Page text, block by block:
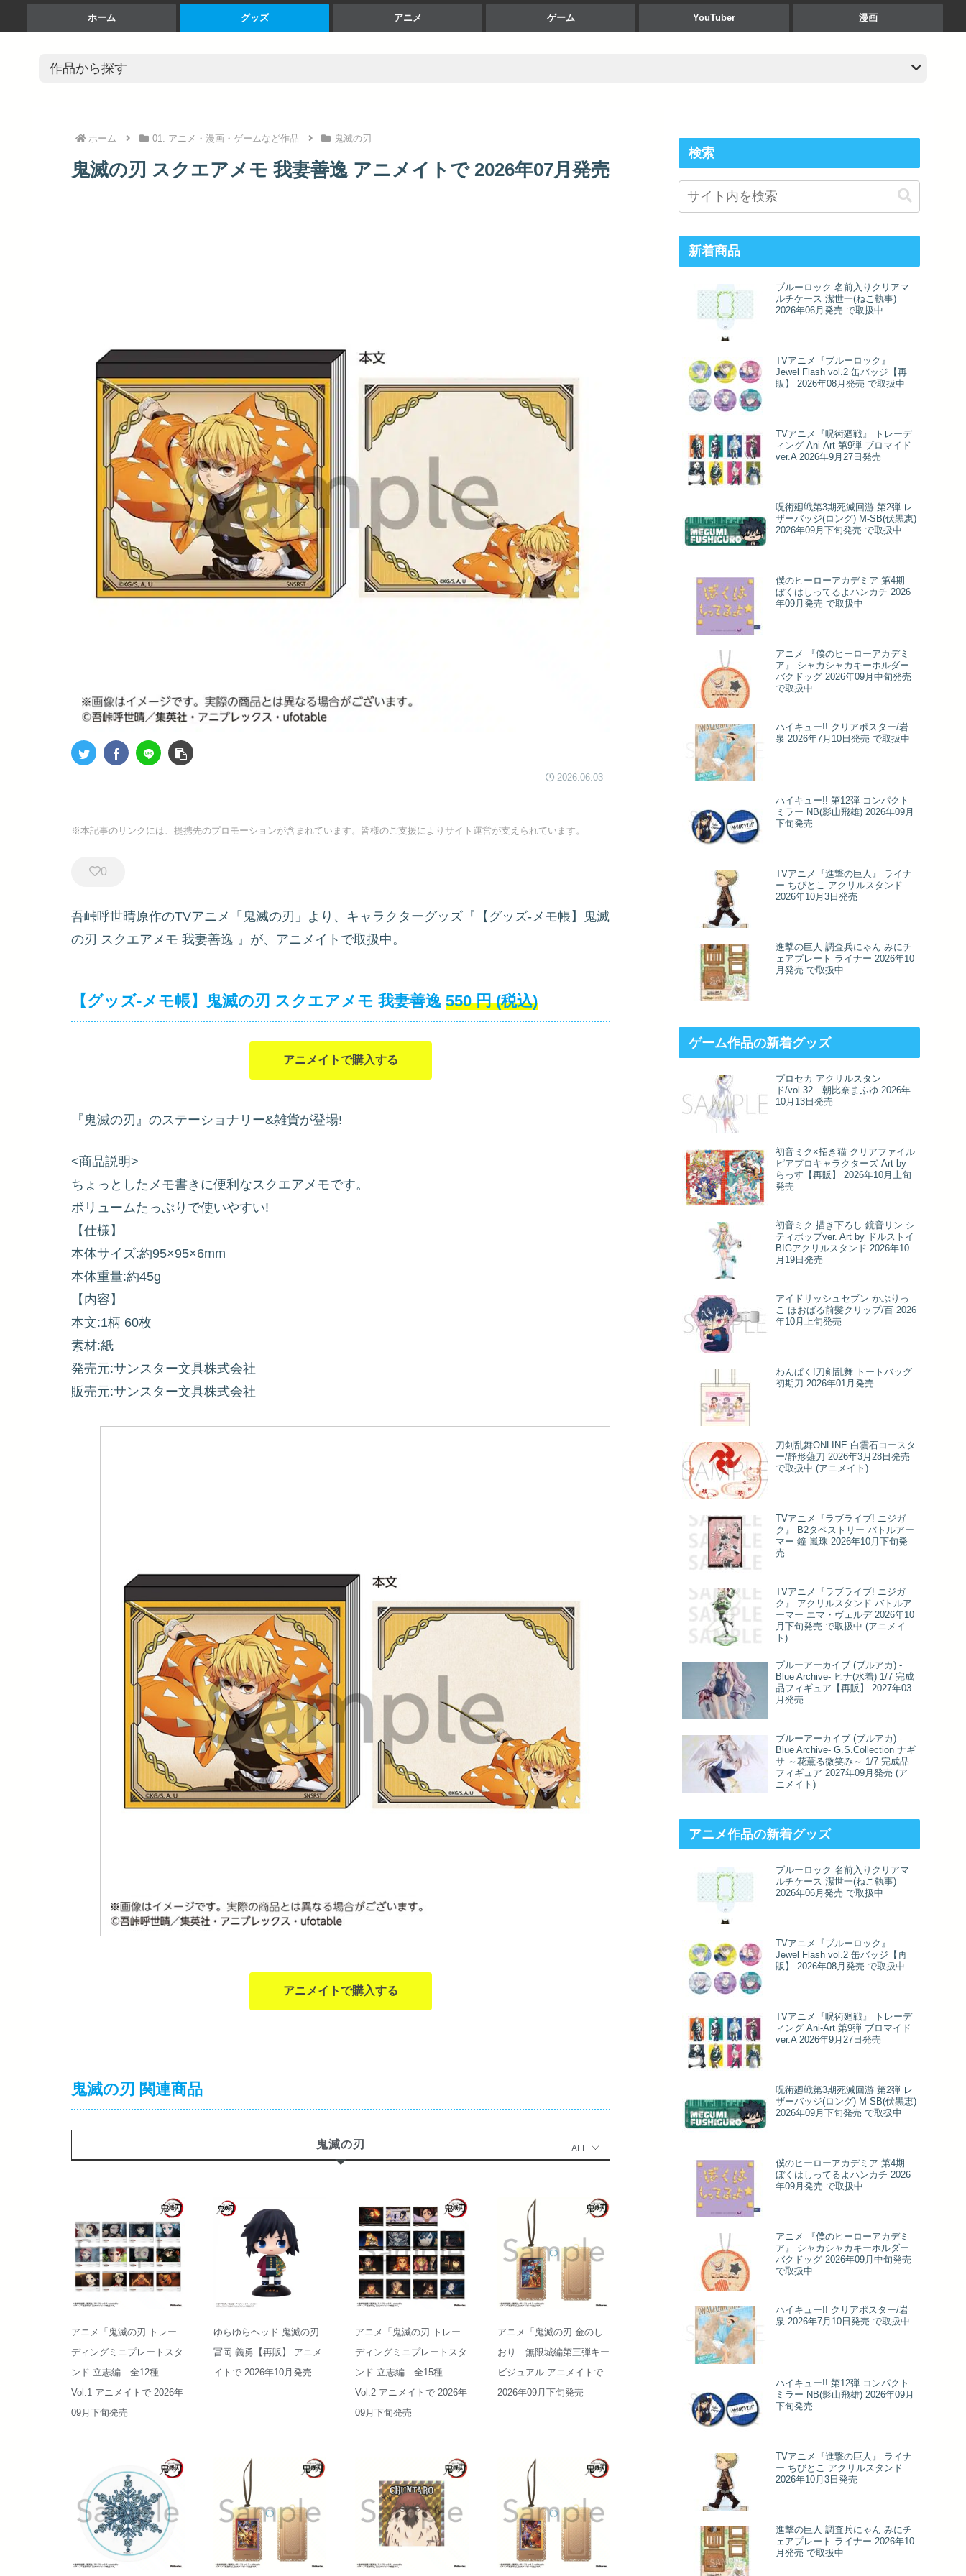
ホーム グッズ アニメ ゲーム YouTuber 漫画
ホーム 01. アニメ・漫画・ゲームなど作品 鬼滅の刃
鬼滅の刃 スクエアメモ 我妻善逸 アニメイトで 2026年07月発売
2026.06.03
※本記事のリンクには、提携先のプロモーションが含まれています。皆様のご支援によりサイト運営が支えられています。
0
吾峠呼世晴原作のTVアニメ「鬼滅の刃」より、キャラクターグッズ『【グッズ-メモ帳】鬼滅
の刃 スクエアメモ 我妻善逸 』が、アニメイトで取扱中。
【グッズ-メモ帳】鬼滅の刃 スクエアメモ 我妻善逸 550 円 (税込)
アニメイトで購入する
『鬼滅の刃』のステーショナリー&雑貨が登場!
<商品説明>
ちょっとしたメモ書きに便利なスクエアメモです。
ボリュームたっぷりで使いやすい!
【仕様】
本体サイズ:約95×95×6mm
本体重量:約45g
【内容】
本文:1柄 60枚
素材:紙
発売元:サンスター文具株式会社
販売元:サンスター文具株式会社
アニメイトで購入する
鬼滅の刃 関連商品
鬼滅の刃 ALL
アニメ「鬼滅の刃 トレー
ディングミニプレートスタ
ンド 立志編 全12種
Vol.1 アニメイトで 2026年
09月下旬発売
ゆらゆらヘッド 鬼滅の刃
冨岡 義勇【再販】 アニメ
イトで 2026年10月発売
アニメ「鬼滅の刃 トレー
ディングミニプレートスタ
ンド 立志編 全15種
Vol.2 アニメイトで 2026年
09月下旬発売
アニメ「鬼滅の刃 金のし
おり 無限城編第三弾キー
ビジュアル アニメイトで
2026年09月下旬発売
検索
新着商品
ブルーロック 名前入りクリアマ
ルチケース 潔世一(ねこ執事)
2026年06月発売 で取扱中
TVアニメ『ブルーロック』
Jewel Flash vol.2 缶バッジ【再
販】 2026年08月発売 で取扱中
TVアニメ『呪術廻戦』 トレーデ
ィング Ani-Art 第9弾 ブロマイド
ver.A 2026年9月27日発売
呪術廻戦第3期死滅回游 第2弾 レ
ザーバッジ(ロング) M-SB(伏黒恵)
2026年09月下旬発売 で取扱中
僕のヒーローアカデミア 第4期
ぼくはしってるよハンカチ 2026
年09月発売 で取扱中
アニメ 『僕のヒーローアカデミ
ア』 シャカシャカキーホルダー
バクドッグ 2026年09月中旬発売
で取扱中
ハイキュー!! クリアポスター/岩
泉 2026年7月10日発売 で取扱中
ハイキュー!! 第12弾 コンパクト
ミラー NB(影山飛雄) 2026年09月
下旬発売
TVアニメ『進撃の巨人』 ライナ
ー ちびとこ アクリルスタンド
2026年10月3日発売
進撃の巨人 調査兵にゃん みにチ
ェアプレート ライナー 2026年10
月発売 で取扱中
ゲーム作品の新着グッズ
プロセカ アクリルスタン
ド/vol.32 朝比奈まふゆ 2026年
10月13日発売
初音ミク×招き猫 クリアファイル
ピアプロキャラクターズ Art by
らっす【再販】 2026年10月上旬
発売
初音ミク 描き下ろし 鏡音リン シ
ティポップver. Art by ドルストイ
BIGアクリルスタンド 2026年10
月19日発売
アイドリッシュセブン かぷりっ
こ ほおばる前髪クリップ/百 2026
年10月上旬発売
わんぱく!刀剣乱舞 トートバッグ
初期刀 2026年01月発売
刀剣乱舞ONLINE 白雲石コースタ
ー/静形薙刀 2026年3月28日発売
で取扱中 (アニメイト)
TVアニメ『ラブライブ! ニジガ
ク』 B2タペストリー バトルアー
マー 鐘 嵐珠 2026年10月下旬発
売
TVアニメ『ラブライブ! ニジガ
ク』 アクリルスタンド バトルア
ーマー エマ・ヴェルデ 2026年10
月下旬発売 で取扱中 (アニメイ
ト)
ブルーアーカイブ (ブルアカ) -
Blue Archive- ヒナ(水着) 1/7 完成
品フィギュア【再販】 2027年03
月発売
ブルーアーカイブ (ブルアカ) -
Blue Archive- G.S.Collection ナギ
サ ～花薫る微笑み～ 1/7 完成品
フィギュア 2027年09月発売 (ア
ニメイト)
アニメ作品の新着グッズ
ブルーロック 名前入りクリアマ
ルチケース 潔世一(ねこ執事)
2026年06月発売 で取扱中
TVアニメ『ブルーロック』
Jewel Flash vol.2 缶バッジ【再
販】 2026年08月発売 で取扱中
TVアニメ『呪術廻戦』 トレーデ
ィング Ani-Art 第9弾 ブロマイド
ver.A 2026年9月27日発売
呪術廻戦第3期死滅回游 第2弾 レ
ザーバッジ(ロング) M-SB(伏黒恵)
2026年09月下旬発売 で取扱中
僕のヒーローアカデミア 第4期
ぼくはしってるよハンカチ 2026
年09月発売 で取扱中
アニメ 『僕のヒーローアカデミ
ア』 シャカシャカキーホルダー
バクドッグ 2026年09月中旬発売
で取扱中
ハイキュー!! クリアポスター/岩
泉 2026年7月10日発売 で取扱中
ハイキュー!! 第12弾 コンパクト
ミラー NB(影山飛雄) 2026年09月
下旬発売
TVアニメ『進撃の巨人』 ライナ
ー ちびとこ アクリルスタンド
2026年10月3日発売
進撃の巨人 調査兵にゃん みにチ
ェアプレート ライナー 2026年10
月発売 で取扱中